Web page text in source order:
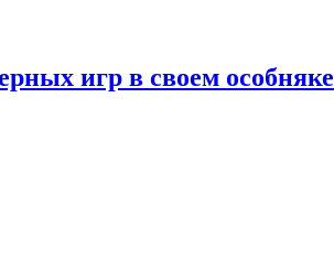
игр в своем особняке